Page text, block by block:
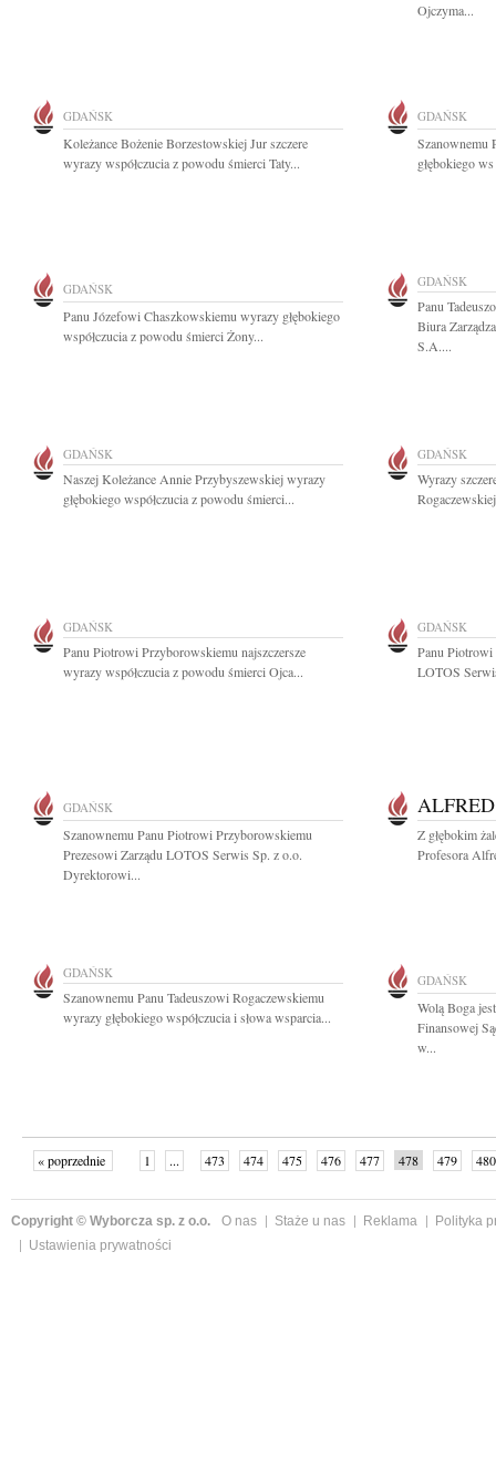
Ojczyma...
GDAŃSK
Koleżance Bożenie Borzestowskiej Jur szczere
wyrazy współczucia z powodu śmierci Taty...
GDAŃSK
Szanownemu
głębokiego
GDAŃSK
Panu Józefowi Chaszkowskiemu wyrazy głębokiego
współczucia z powodu śmierci Żony...
GDAŃSK
Panu
Biura
S.A....
GDAŃSK
Naszej Koleżance Annie Przybyszewskiej wyrazy
głębokiego współczucia z powodu śmierci...
GDAŃSK
Wyrazy
GDAŃSK
Panu Piotrowi Przyborowskiemu najszczersze
wyrazy współczucia z powodu śmierci Ojca...
GDAŃSK
Panu Piotrowi
LOTOS
GDAŃSK
Szanownemu Panu Piotrowi Przyborowskiemu
Prezesowi Zarządu LOTOS Serwis Sp. z o.o.
Dyrektorowi...
Z głębokim
Profesora
GDAŃSK
Szanownemu Panu Tadeuszowi Rogaczewskiemu
wyrazy głębokiego współczucia i słowa wsparcia...
GDAŃSK
Wolą Boga
Finansowej
w...
« poprzednie 1 ... 473 474 475 476 477 478 479
480
Copyright © Wyborcza sp. z o.o. O nas Staże u nas Reklama
Polityka
Ustawienia prywatności